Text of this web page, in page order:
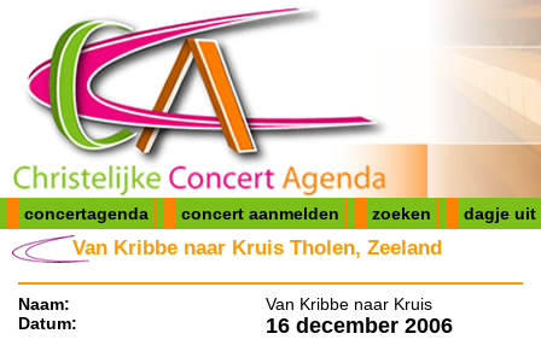
concertagenda concert aanmelden zoeken dagje uit
Van Kribbe naar Kruis Tholen, Zeeland
Naam:
Van Kribbe naar Kruis
Datum:
16 december 2006